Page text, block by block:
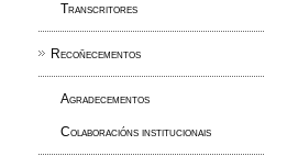
Transcritores
Recoñecementos
Agradecementos
Colaboracións institucionais